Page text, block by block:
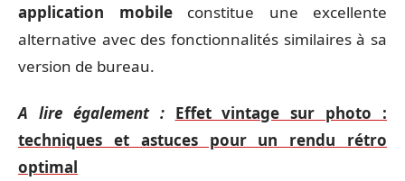
application mobileconstitue une excellente
alternative avec des fonctionnalités similaires à sa
version de bureau.
A lire également : Effet vintage sur photo :
techniques et astuces pour un rendu rétro
optimal